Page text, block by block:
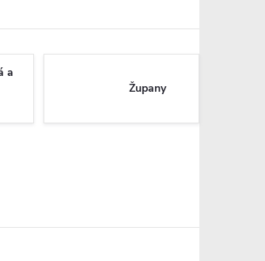
a
Župany